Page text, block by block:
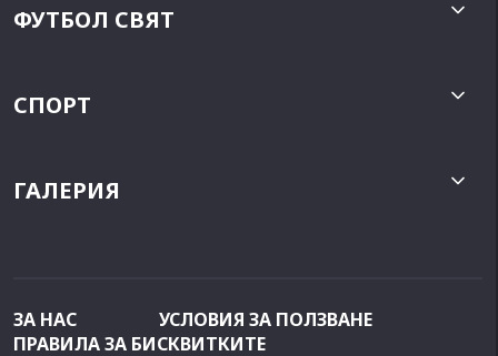
ФУТБОЛ СВЯТ
СПОРТ
ГАЛЕРИЯ
ЗА НАС
УСЛОВИЯ ЗА ПОЛЗВАНЕ
ПРАВИЛА ЗА БИСКВИТКИТЕ